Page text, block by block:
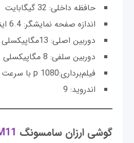
حافظه داخلی: 32 گیگابایت
اندازه صفحه نمایشگر: 6.4 اینچ
دوربین اصلی: 13مگاپیکسلی
دوربین سلفی: 8 مگاپیکسلی
فیلم‌برداری:p 1080 با سرعت 30 فریم بر ثانیه
اندروید: 9
گوشی ارزان سامسونگ